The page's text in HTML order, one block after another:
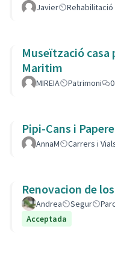
Javier
Museïtzació
Maritim
MIREIA Patrimoni 0
Pipi-Cans i
AnnaM Carrers i
Renovacion de
Andrea Segur
Acceptada